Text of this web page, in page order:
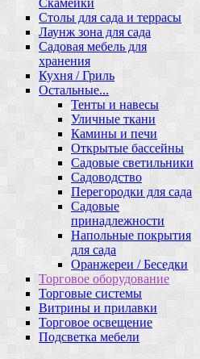
Столы для сада и террасы
Лаунж зона для сада
Садовая мебель для
хранения
Кухня / Гриль
Остальные...
Тенты и навесы
Уличные ткани
Камины и печи
Открытые бассейны
Садовые светильники
Садоводство
Перегородки для сада
Садовые
принадлежности
Напольные покрытия
для сада
Оранжереи / Беседки
Торговое оборудование
Торговые системы
Витрины и прилавки
Торговое освещение
Подсветка мебели